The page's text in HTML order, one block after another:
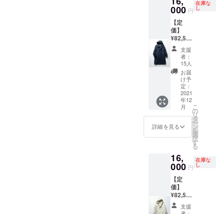
に負荷
をかけ
ずに編
むこと
ができ
るた
め、厚
みがあ
りなが
らも硬
くな
く、
ふっく
らとし
た着心
地に仕
上がっ
ていま
でわか
る仕上
がり。
生地
は、1時
間に1
メート
ルしか
編むこ
との出
来な
い、世
界でも
希少な
機械で
げた”吊
り裏
用。糸
に負荷
をかけ
ずに編
むこと
ができ
るた
め、厚
め、厚
みがあ
りなが
らも硬
くな
く、
ふっく
らとし
た着心
地に
なって
いる。
長く大
切に着
ていた
い。 生
地は、1
時間に1
ルしか
編むこ
との出
来な
い、世
界でも
希少な
にこだ
わった
一枚。1
時間に1
メート
ルしか
編むこ
との出
来ない
希少な
機械で
丁寧に
編み上
げる"吊
毛"は、
ふっく
いと襟
元の立
体感が
ポイン
ト。三
角形を
描く
ル身
長：
M181c
m、
L167c
m 「上
品さで
溢れた
フー
ディを
作ろ
う」
と、ほ
かには
ない肉
厚な素
エット
にこだ
わった
一枚。1
時間に1
メート
ルしか
ズス
ペッ
ク：着
丈:69c
m 身
巾:53c
m 裄
丈:85.5
cm ・素
材：
コット
ン100％
・生産
国：
MADE
IN
長：
M181c
m、
L167c
m ほど
よい重
量感が
000 円
在庫な
し
【定
価】
¥82,500
（税
込）
【アイ
テム説
明】 ・
アイテ
ム：
フー
デッド
コート
・サイ
ズ：フ
リーサ
くらい
のサイ
ズ感で
す） ・
サイズ
スペッ
ク：着
丈:101c
支援
者：
15人
お届
け予
定：
2021
年12
月
詳細を見る
こ
の
リ
タ
ー
ン
を
選
択
す
る
16,
000 円
在庫な
し
【定
価】
¥82,500
（税
込）支援